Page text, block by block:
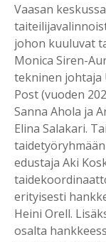
Vaasan
johon kuuluvat
Monica Siren-
tekninen johtaja
Post (vuoden
Sanna Ahola ja
Elina Salakari.
edustaja Aki
erityisesti
Heini Orell.
osalta